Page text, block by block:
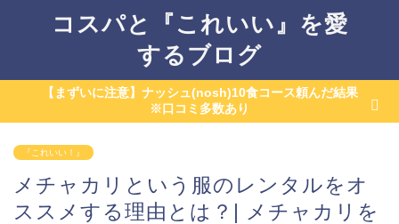
コスパと『これいい』を愛
するブログ
【まずいに注意】ナッシュ(nosh)10食コース頼んだ結果
※口コミ多数あり
『これいい！』
メチャカリという服のレンタルをオ
ススメする理由とは？| メチャカリを